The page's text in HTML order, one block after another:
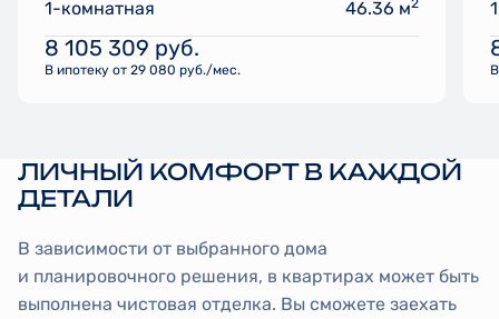
1-комнатная 46.36 м2
8 105 309 руб.
В ипотеку от 29 080 руб./мес.
ЛИЧНЫЙ КОМФОРТ В КАЖДОЙ
ДЕТАЛИ
В зависимости от выбранного дома
и планировочного решения, в квартирах может быть
выполнена чистовая отделка. Вы сможете заехать